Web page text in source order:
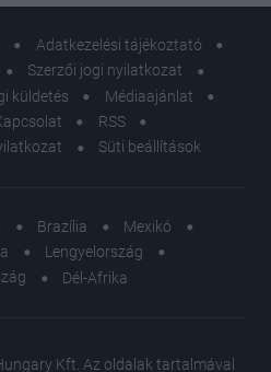
Adatkezelési tájékoztató
Szerzői jogi nyilatkozat
küldetés
Médiaajánlat
RSS
Süti beállítások
Brazília
Mexikó
Lengyelország
Dél-Afrika
Kft. Az oldalak tartalmával